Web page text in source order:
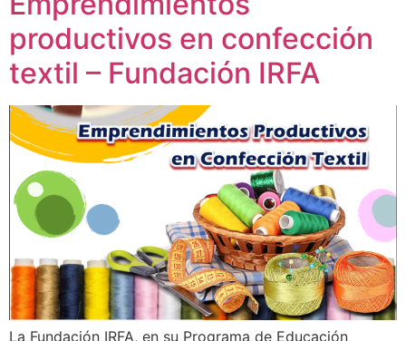
productivos en confección
textil – Fundación IRFA
La Fundación IRFA, en su Programa de Educación